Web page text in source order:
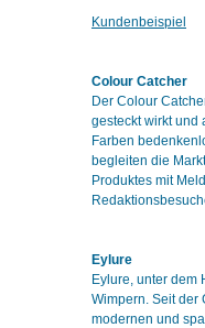
Kundenbeispiel
Colour Catcher
Der Colour
gesteckt wirkt und
Farben
begleiten die
Produktes mit
Eylure
Eylure, unter dem
Wimpern. Seit der
modernen und